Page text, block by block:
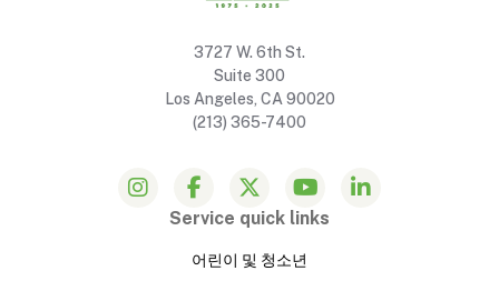
3727 W. 6th St.
Suite 300
Los Angeles, CA 90020
(213) 365-7400
Service quick links
어린이 및 청소년